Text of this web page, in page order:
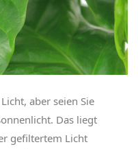
aber seien Sie
Das liegt
gefiltertem Licht